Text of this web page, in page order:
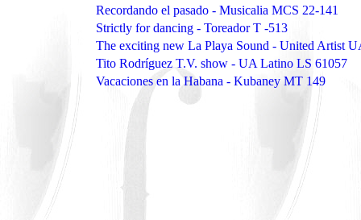
Recordando el pasado - Musicalia MCS 22-141
Strictly for dancing - Toreador T -513
The exciting new La Playa Sound - United Artist
Tito Rodríguez T.V. show - UA Latino LS 61057
Vacaciones en la Habana - Kubaney MT 149